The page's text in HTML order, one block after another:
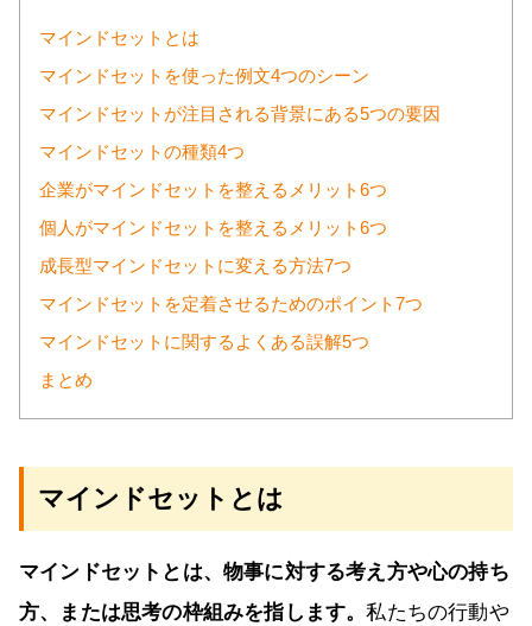
マインドセットとは
マインドセットを使った例文4つのシーン
マインドセットが注目される背景にある5つの要因
マインドセットの種類4つ
企業がマインドセットを整えるメリット6つ
個人がマインドセットを整えるメリット6つ
成長型マインドセットに変える方法7つ
マインドセットを定着させるためのポイント7つ
マインドセットに関するよくある誤解5つ
まとめ
マインドセットとは
マインドセットとは、物事に対する考え方や心の持ち
方、または思考の枠組みを指します。私たちの行動や